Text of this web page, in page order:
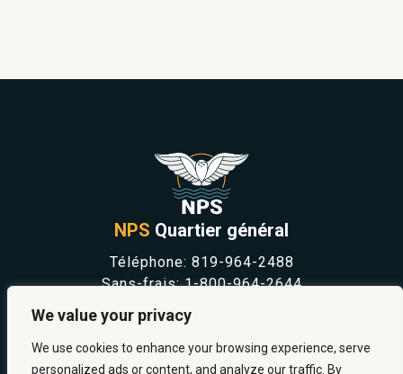
We value your privacy
We use cookies to enhance your browsing experience, serve
personalized ads or content, and analyze our traffic. By
NPS Quartier général
Téléphone: 819-964-2488
Sans-frais:1-800-964-2644
SÉCURITÉ ET PRÉVENTION
CARRIÈRES
À PROPOS